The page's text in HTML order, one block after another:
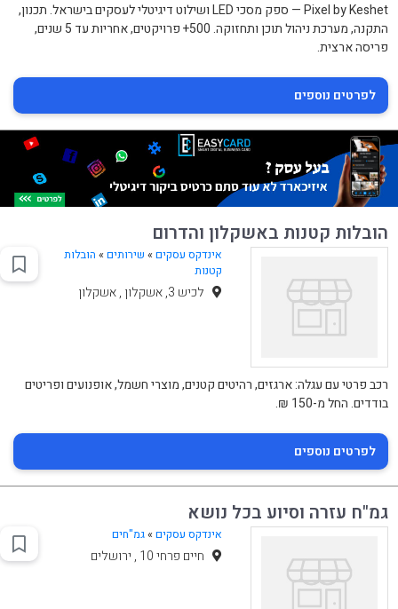
Pixel by Keshet — ספק מסכי LED ושילוט דיגיטלי לעסקים בישראל. תכנון,
התקנה, מערכת ניהול תוכן ותחזוקה. 500+ פרויקטים, אחריות עד 5 שנים,
פריסה ארצית.
לפרטים נוספים
הובלות קטנות באשקלון והדרום
אינדקס עסקים » שירותים» הובלות
קטנות
לכיש 3, אשקלון , אשקלון
רכב פרטי עם עגלה: ארגזים, רהיטים קטנים, מוצרי חשמל, אופנועים ופריטים
בודדים. החל מ-150 ₪.
לפרטים נוספים
גמ"ח עזרה וסיוע בכל נושא
אינדקס עסקים »גמ"חים
חיים פרחי 10 , ירושלים